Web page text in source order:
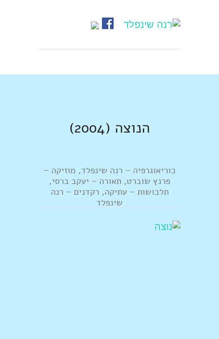
הנוצה (2004)
כוריאוגרפיה – רנה שינפלד, מוזיקה –
פרנץ שוברט, תאורה – יעקב ברסי,
תלבושות – עתיקה, רקדנים – רנה
שינפלד